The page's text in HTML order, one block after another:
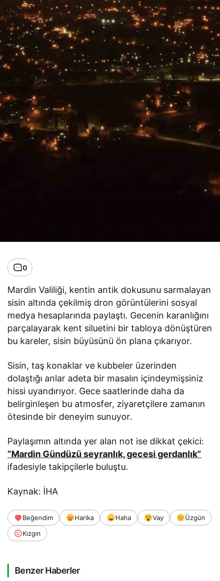
0
Mardin Valiliği, kentin antik dokusunu sarmalayan
sisin altında çekilmiş dron görüntülerini sosyal
medya hesaplarında paylaştı. Gecenin karanlığını
parçalayarak kent siluetini bir tabloya dönüştüren
bu kareler, sisin büyüsünü ön plana çıkarıyor.
Sisin, taş konaklar ve kubbeler üzerinden
dolaştığı anlar adeta bir masalın içindeymişsiniz
hissi uyandırıyor. Gece saatlerinde daha da
belirginleşen bu atmosfer, ziyaretçilere zamanın
ötesinde bir deneyim sunuyor.
Paylaşımın altında yer alan not ise dikkat çekici:
“Mardin Gündüzü seyranlık, gecesi gerdanlık”
ifadesiyle takipçilerle buluştu.
Kaynak: İHA
Beğendim Harika Haha Vay
Üzgün
Kızgın
Benzer Haberler